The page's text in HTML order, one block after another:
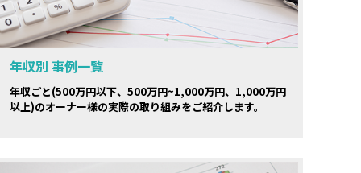
年収別 事例一覧
年収ごと(500万円以下、500万円~1,000万円、1,000万円
以上)のオーナー様の実際の取り組みをご紹介します。